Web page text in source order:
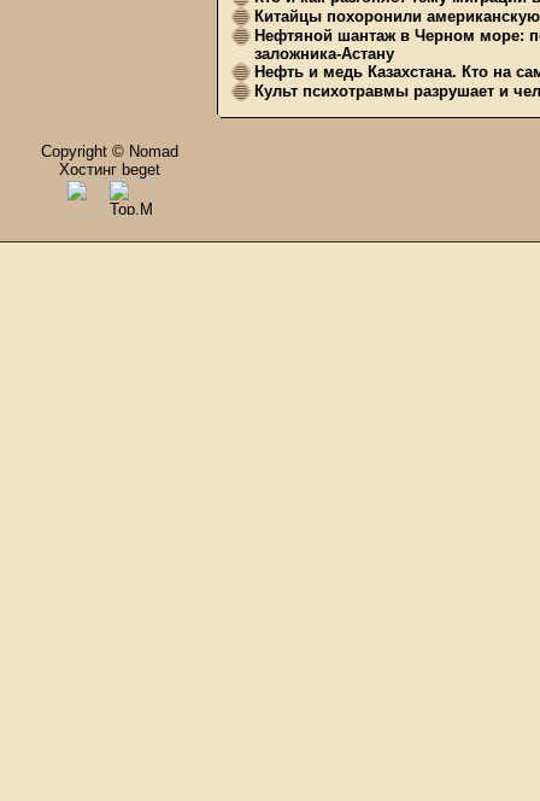
Китайцы похоронили
Нефтяной шантаж в Черном море:
заложника-Астану
Нефть и медь Казахстана. Кто на
Культ психотравмы разрушает и
Copyright © Nomad
Хостинг beget